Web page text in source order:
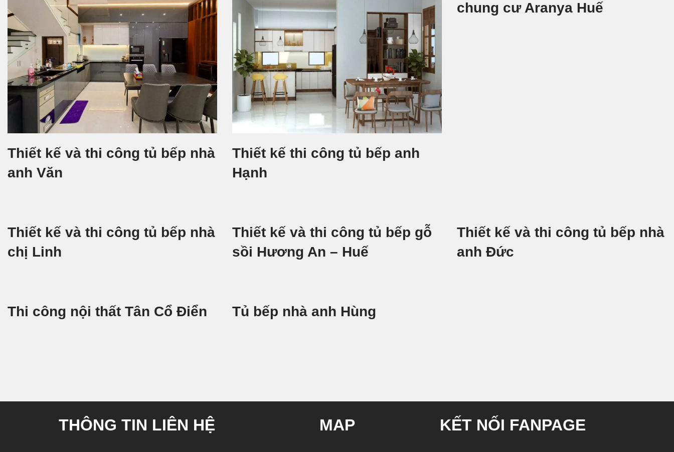
Thiết kế và thi công tủ bếp nhà
anh Văn
Thiết kế thi công tủ bếp anh
Hạnh
chung cư Aranya Huế
Thiết kế và thi công tủ bếp nhà
chị Linh
Thiết kế và thi công tủ bếp gỗ
sồi Hương An – Huế
Thiết kế và thi công tủ bếp nhà
anh Đức
Thi công nội thất Tân Cổ Điển Tủ bếp nhà anh Hùng
THÔNG TIN LIÊN HỆ MAP KẾT NỐI FANPAGE